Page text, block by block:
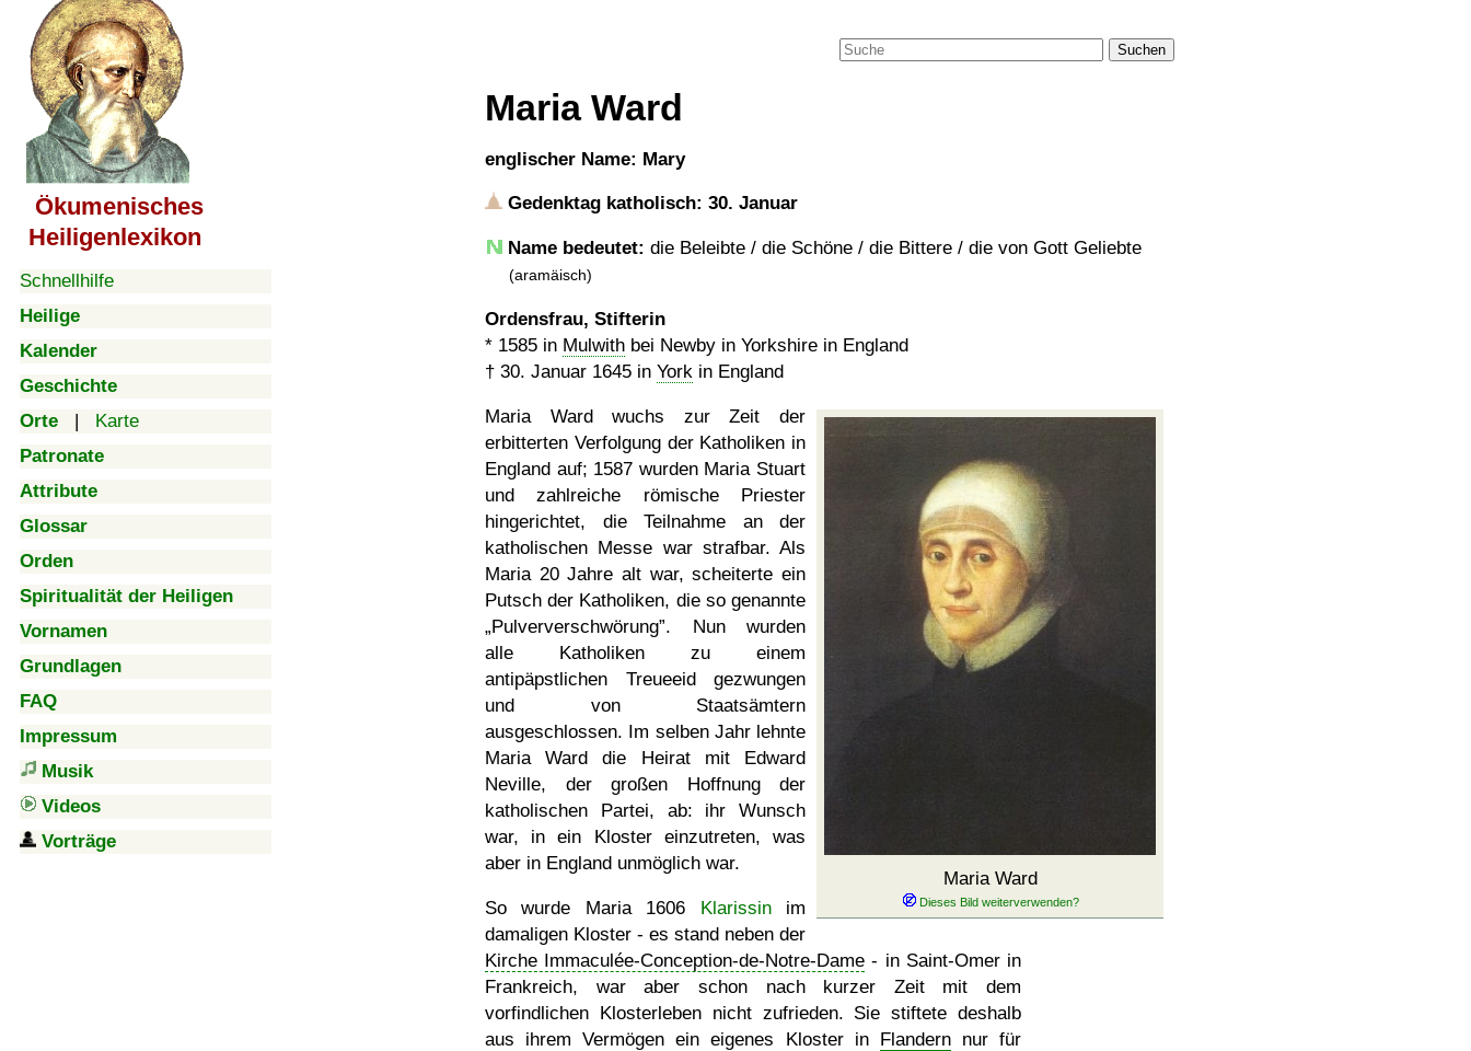
Ökumenisches
Heiligenlexikon
Schnellhilfe
Heilige
Kalender
Geschichte
Orte | Karte
Patronate
Attribute
Glossar
Orden
Spiritualität der Heiligen
Vornamen
Grundlagen
FAQ
Impressum
Musik
Videos
Vorträge
Suchen
Maria Ward
englischer Name: Mary
Gedenktag katholisch: 30. Januar
Name bedeutet: die Beleibte / die Schöne / die Bittere / die von Gott Geliebte
(aramäisch)
Ordensfrau, Stifterin
* 1585 in Mulwith bei Newby in Yorkshire in England
† 30. Januar 1645 in York in England
Maria Ward
Maria Ward wuchs zur Zeit der
erbitterten Verfolgung der Katholiken in
England auf; 1587 wurden Maria Stuart
und zahlreiche römische Priester
hingerichtet, die Teilnahme an der
katholischen Messe war strafbar. Als
Maria 20 Jahre alt war, scheiterte ein
Putsch der Katholiken, die so genannte
Pulververschwörung . Nun wurden
alle Katholiken zu einem
antipäpstlichen Treueeid gezwungen
und von Staatsämtern
ausgeschlossen. Im selben Jahr lehnte
Maria Ward die Heirat mit Edward
Neville, der großen Hoffnung der
katholischen Partei, ab: ihr Wunsch
war, in ein Kloster einzutreten, was
aber in England unmöglich war.
So wurde Maria 1606 Klarissinim
damaligen Kloster - es stand neben der
Kirche Immaculée-Conception-de-Notre-Dame - in Saint-Omer in
Frankreich, war aber schon nach kurzer Zeit mit dem
vorfindlichen Klosterleben nicht zufrieden. Sie stiftete deshalb
aus ihrem Vermögen ein eigenes Kloster in Flandernnur für